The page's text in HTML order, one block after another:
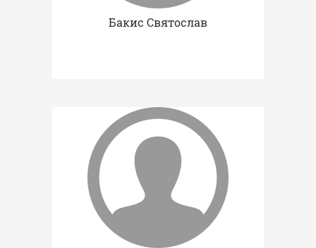
Бакис Святослав